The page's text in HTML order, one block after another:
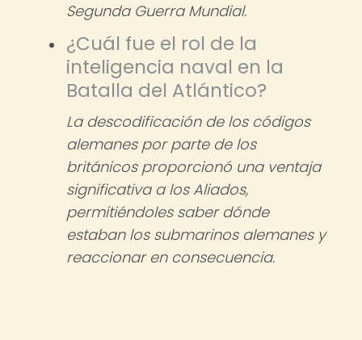
Segunda Guerra Mundial.
¿Cuál fue el rol de la
inteligencia naval en la
Batalla del Atlántico?
La descodificación de los códigos
alemanes por parte de los
británicos proporcionó una ventaja
significativa a los Aliados,
permitiéndoles saber dónde
estaban los submarinos alemanes y
reaccionar en consecuencia.